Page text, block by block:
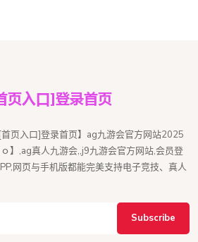
首页入口]登录首页】ag九游会官方网站2025
】,ag真人九游会,,j9九游会官方网站,会员登
网页与手机版都能完美支持电子竞技、真人
Subscribe